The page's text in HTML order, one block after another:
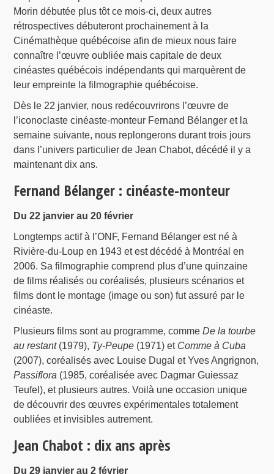
Morin débutée plus tôt ce mois-ci, deux autres
rétrospectives débuteront prochainement à la
Cinémathèque québécoise afin de mieux nous faire
connaître l’œuvre oubliée mais capitale de deux
cinéastes québécois indépendants qui marquèrent de
leur empreinte la filmographie québécoise.
Dès le 22 janvier, nous redécouvrirons l’œuvre de
l’iconoclaste cinéaste-monteur Fernand Bélanger et la
semaine suivante, nous replongerons durant trois jours
dans l’univers particulier de Jean Chabot, décédé il y a
maintenant dix ans.
Fernand Bélanger : cinéaste-monteur
Du 22 janvier au 20 février
Longtemps actif à l’ONF, Fernand Bélanger est né à
Rivière-du-Loup en 1943 et est décédé à Montréal en
2006. Sa filmographie comprend plus d’une quinzaine
de films réalisés ou coréalisés, plusieurs scénarios et
films dont le montage (image ou son) fut assuré par le
cinéaste.
Plusieurs films sont au programme, commeDe la tourbe
au restant(1979), Ty-Peupe (1971) et Comme à Cuba
(2007), coréalisés avec Louise Dugal et Yves Angrignon,
Passiflora (1985, coréalisée avec Dagmar Guiessaz
Teufel), et plusieurs autres. Voilà une occasion unique
de découvrir des œuvres expérimentales totalement
oubliées et invisibles autrement.
Jean Chabot : dix ans après
Du 29 janvier au 2 février